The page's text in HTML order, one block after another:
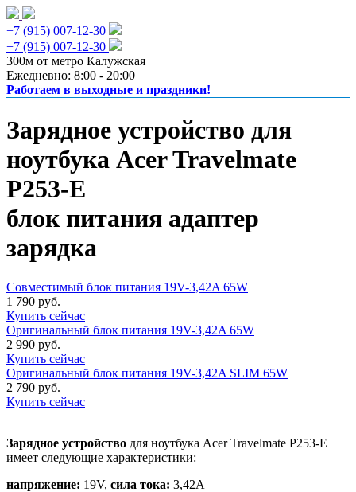
+7 (915) 007-12-30
+7 (915) 007-12-30
300м от метро Калужская
Ежедневно: 8:00 - 20:00
Работаем в выходные и праздники!
Зарядное устройство для
ноутбука Acer Travelmate
P253-E
блок питания адаптер
зарядка
Совместимый блок питания 19V-3,42A 65W
1 790 руб.
Купить сейчас
Оригинальный блок питания 19V-3,42A 65W
2 990 руб.
Купить сейчас
Оригинальный блок питания 19V-3,42A SLIM 65W
2 790 руб.
Купить сейчас
Зарядное устройство для ноутбука Acer Travelmate P253-E
имеет следующие характеристики:
напряжение: 19V, сила тока: 3,42A